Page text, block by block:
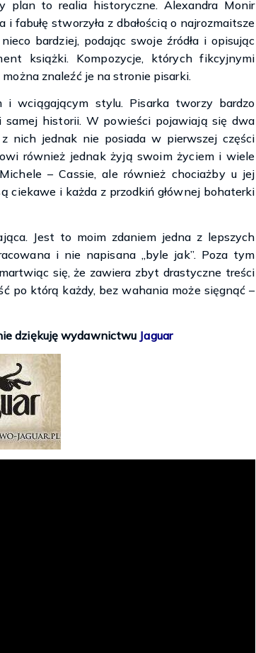
plan to realia historyczne. Alexandra Monir
fabułę stworzyła z dbałością o najrozmaitsze
bardziej, podając swoje źródła i opisując
książki. Kompozycje, których fikcyjnymi
znaleźć je na stronie pisarki.
i wciągającym stylu. Pisarka tworzy bardzo
historii. W powieści pojawiają się dwa
nich jednak nie posiada w pierwszej części
również jednak żyją swoim życiem i wiele
– Cassie, ale również chociażby u jej
ciekawe i każda z przodkiń głównej bohaterki
Jest to moim zdaniem jedna z lepszych
i nie napisana „byle jak”. Poza tym
się, że zawiera zbyt drastyczne treści
po którą każdy, bez wahania może sięgnąć –
dziękuję wydawnictwu Jaguar